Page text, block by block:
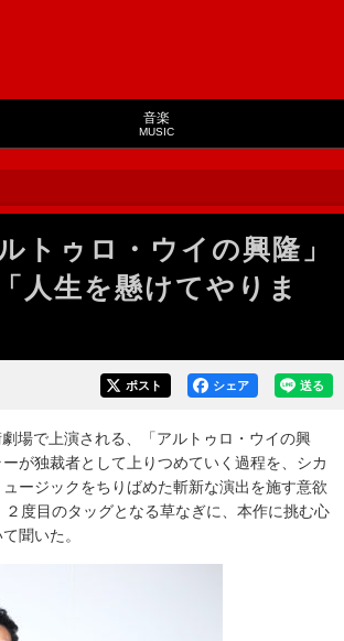
音楽
MUSIC
トゥロ・ウイの興隆」
人生を懸けてやりま
送る
シェア
ポスト
場で上演される、「アルトゥロ・ウイの興
が独裁者として上りつめていく過程を、シカ
ージックをちりばめた斬新な演出を施す意欲
度目のタッグとなる草なぎに、本作に挑む心
聞いた。